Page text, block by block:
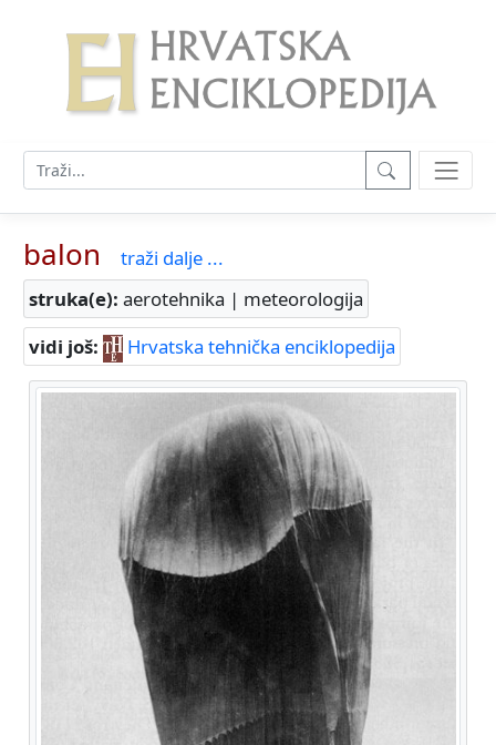
balon
traži dalje ...
struka(e): aerotehnika | meteorologija
vidi još:
Hrvatska tehnička enciklopedija